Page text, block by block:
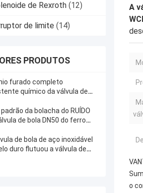
de Rexroth (12)
de limite (14)
PRODUTOS
furado completo
químico da válvula de
da bolacha do RUÍDO
de bola DN50 do ferro
de bola de aço inoxidável
duro flutuou a válvula de
A
o